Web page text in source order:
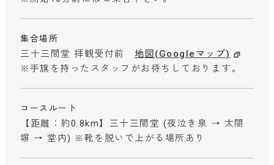
集合場所
三十三間堂 拝観受付前 地図(Googleマップ)
※手旗を持ったスタッフがお待ちしております。
コースルート
【距離：約0.8km】三十三間堂 (夜泣き泉 → 太閤
塀 → 堂内) ※靴を脱いで上がる場所あり